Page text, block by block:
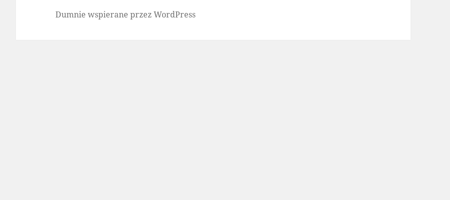
Dumnie wspierane przez WordPress